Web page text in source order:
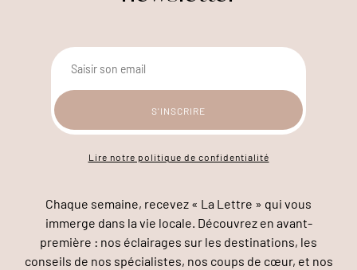
Lire notre politique de confidentialité
Chaque semaine, recevez « La Lettre » qui vous
immerge dans la vie locale. Découvrez en avant-
première : nos éclairages sur les destinations, les
conseils de nos spécialistes, nos coups de cœur, et nos